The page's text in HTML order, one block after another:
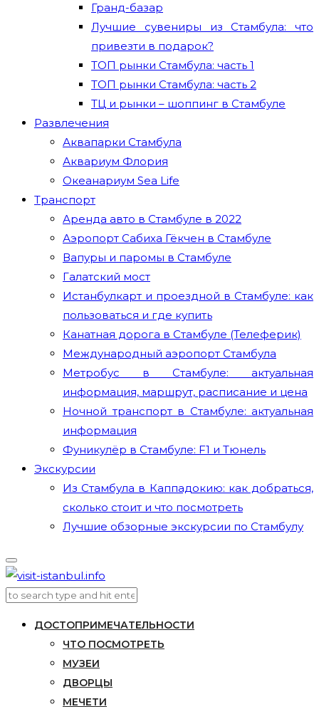
Гранд-базар
Лучшие сувениры из Стамбула: что
привезти в подарок?
ТОП рынки Стамбула: часть 1
ТОП рынки Стамбула: часть 2
ТЦ и рынки – шоппинг в Стамбуле
Развлечения
Аквапарки Стамбула
Аквариум Флория
Океанариум Sea Life
Транспорт
Аренда авто в Стамбуле в 2022
Аэропорт Сабиха Гёкчен в Стамбуле
Вапуры и паромы в Стамбуле
Галатский мост
Истанбулкарт и проездной в Стамбуле: как
пользоваться и где купить
Канатная дорога в Стамбуле (Телеферик)
Международный аэропорт Стамбула
Метробус в Стамбуле: актуальная
информация, маршрут, расписание и цена
Ночной транспорт в Стамбуле: актуальная
информация
Фуникулёр в Стамбуле: F1 и Тюнель
Экскурсии
Из Стамбула в Каппадокию: как добраться,
сколько стоит и что посмотреть
Лучшие обзорные экскурсии по Стамбулу
ДОСТОПРИМЕЧАТЕЛЬНОСТИ
ЧТО ПОСМОТРЕТЬ
МУЗЕИ
ДВОРЦЫ
МЕЧЕТИ